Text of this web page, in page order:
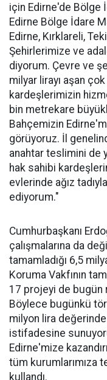
için Edirne'de Bölge
Edirne Bölge İdare
Edirne, Kırklareli,
Şehirlerimize ve
diyorum. Çevre ve
milyar lirayı aşan
kardeşlerimizin
bin metrekare
Bahçemizin
görüyoruz. İl
anahtar teslimini de
hak sahibi
evlerinde ağız
ediyorum."
Cumhurbaşkanı
çalışmalarına da
tamamladığı 6,5
Koruma Vakfının
17 projeyi de bugün
Böylece bugünkü
milyon lira
istifadesine
Edirne'mize
tüm kurumlarımıza
kullandı.